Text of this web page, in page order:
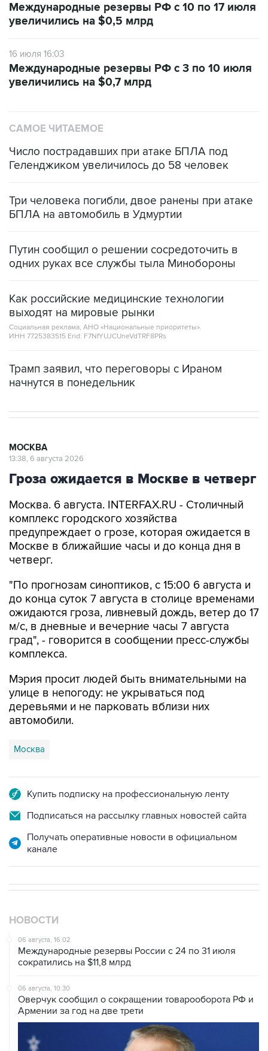
Международные резервы РФ с 10 по 17 июля
увеличились на $0,5 млрд
16 июля 16:03
Международные резервы РФ с 3 по 10 июля
увеличились на $0,7 млрд
САМОЕ ЧИТАЕМОЕ
Число пострадавших при атаке БПЛА под
Геленджиком увеличилось до 58 человек
Три человека погибли, двое ранены при атаке
БПЛА на автомобиль в Удмуртии
Путин сообщил о решении сосредоточить в
одних руках все службы тыла Минобороны
Как российские медицинские технологии
выходят на мировые рынки
Социальная реклама, АНО «Национальные приоритеты».
ИНН 7725383515 Erid: F7NfYUJCUneVdTRF8PRs
Трамп заявил, что переговоры с Ираном
начнутся в понедельник
МОСКВА
13:38, 6 августа 2026
Гроза ожидается в Москве в четверг
Москва. 6 августа. INTERFAX.RU - Столичный
комплекс городского хозяйства
предупреждает о грозе, которая ожидается в
Москве в ближайшие часы и до конца дня в
четверг.
"По прогнозам синоптиков, с 15:00 6 августа и
до конца суток 7 августа в столице временами
ожидаются гроза, ливневый дождь, ветер до 17
м/с, в дневные и вечерние часы 7 августа
град", - говорится в сообщении пресс-службы
комплекса.
Мэрия просит людей быть внимательными на
улице в непогоду: не укрываться под
деревьями и не парковать вблизи них
автомобили.
Москва
Купить подписку на профессиональную ленту
Подписаться на рассылку главных новостей сайта
Получать оперативные новости в официальном
канале
НОВОСТИ
06 августа, 16:02
Международные резервы России с 24 по 31 июля
сократились на $11,8 млрд
06 августа, 10:30
Оверчук сообщил о сокращении товарооборота РФ и
Армении за год на две трети